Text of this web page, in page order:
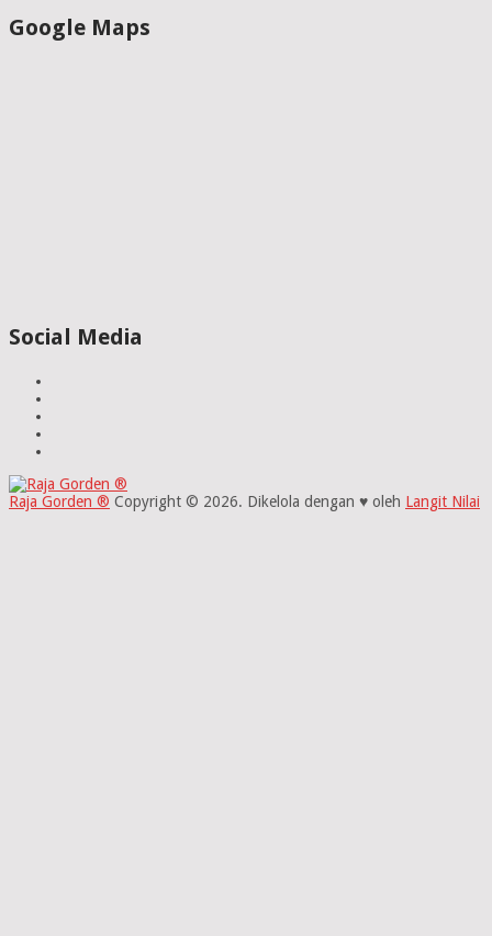
Google Maps
Social Media
Raja Gorden ® Copyright © 2026. Dikelola dengan ♥ oleh Langit Nilai